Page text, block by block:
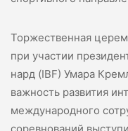
Торжественная
при участии
нард (IBF) Умара
важность развития
международного
соревнований